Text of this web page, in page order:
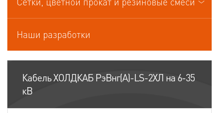
Наши разработки
Кабель ХОЛДКАБ РэВнг(А)-LS-2ХЛ на 6-35
кВ